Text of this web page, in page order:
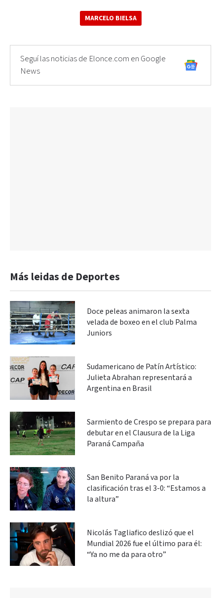
MARCELO BIELSA
Seguí las noticias de Elonce.com en Google
News
Más leidas de Deportes
Doce peleas animaron la sexta
velada de boxeo en el club Palma
Juniors
Sudamericano de Patín Artístico:
Julieta Abrahan representará a
Argentina en Brasil
Sarmiento de Crespo se prepara para
debutar en el Clausura de la Liga
Paraná Campaña
San Benito Paraná va por la
clasificación tras el 3-0: “Estamos a
la altura”
Nicolás Tagliafico deslizó que el
Mundial 2026 fue el último para él:
“Ya no me da para otro”